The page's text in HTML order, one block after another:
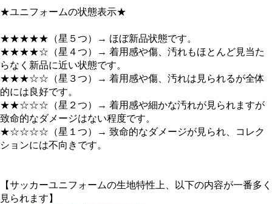
★ユニフォームの状態表示★
★★★★★（星５つ）→ ほぼ新品状態です。
★★★★☆（星４つ）→ 着用感や傷、汚れもほとんど見当た
らなく新品に近い状態です。
★★★☆☆（星３つ）→ 着用感や傷、汚れは見られるが全体
的には良好です。
★★☆☆☆（星２つ）→ 着用感や細かな汚れが見られますが
致命的なダメージはない程度です。
★☆☆☆☆（星１つ）→ 致命的なダメージが見られ、コレク
ションには不向きです。
【サッカーユニフォームの生地特性上、以下の内容が一番多く
見られます】